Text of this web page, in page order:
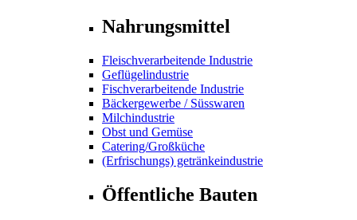
Nahrungsmittel
Fleischverarbeitende Industrie
Geflügelindustrie
Fischverarbeitende Industrie
Bäckergewerbe / Süsswaren
Milchindustrie
Obst und Gemüse
Catering/Großküche
(Erfrischungs) getränkeindustrie
Öffentliche Bauten